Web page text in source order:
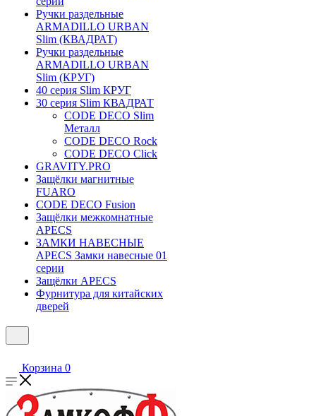
Ручки раздельные
ARMADILLO URBAN
Slim (КВАДРАТ)
Ручки раздельные
ARMADILLO URBAN
Slim (КРУГ)
40 серия Slim КРУГ
30 серия Slim КВАДРАТ
CODE DECO Slim
Металл
CODE DECO Rock
CODE DECO Click
GRAVITY.PRO
Защёлки магнитные
FUARO
CODE DECO Fusion
Защёлки межкомнатные
APECS
ЗАМКИ НАВЕСНЫЕ
APECS Замки навесные 01
серии
Защёлки APECS
Фурнитура для китайских
дверей
Корзина 0